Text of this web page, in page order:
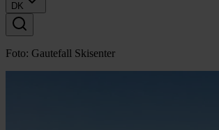
DK
Foto: Gautefall Skisenter